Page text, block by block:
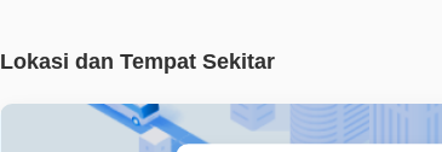
Lokasi dan Tempat Sekitar